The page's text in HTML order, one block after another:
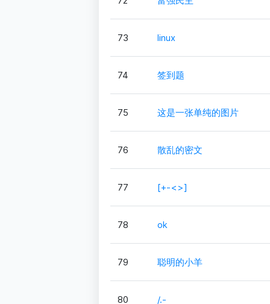
73 linux
74 签到题
75 这是一张单纯的图片
76 散乱的密文
77 [+-<>]
78 ok
79 聪明的小羊
80 /.-